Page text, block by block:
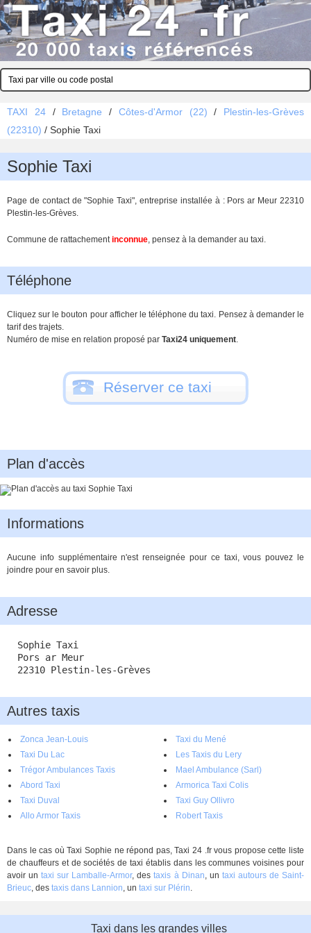
TAXI 24/ Bretagne / Côtes-d'Armor (22) / Plestin-les-Grèves
(22310) / Sophie Taxi
Sophie Taxi
Page de contact de "Sophie Taxi", entreprise installée à : Pors ar Meur 22310
Plestin-les-Grèves.
Commune de rattachementinconnue, pensez à la demander au taxi.
Téléphone
Cliquez sur le bouton pour afficher le téléphone du taxi. Pensez à demander le
tarif des trajets.
Numéro de mise en relation proposé par Taxi24 uniquement.
Réserver ce taxi
Plan d'accès
Informations
Aucune info supplémentaire n'est renseignée pour ce taxi, vous pouvez le
joindre pour en savoir plus.
Adresse
Sophie Taxi
Pors ar Meur
22310 Plestin-les-Grèves
Autres taxis
Zonca Jean-Louis
Taxi du Mené
Taxi Du Lac
Les Taxis du Lery
Trégor Ambulances Taxis
Mael Ambulance (Sarl)
Abord Taxi
Armorica Taxi Colis
Taxi Duval
Taxi Guy Ollivro
Allo Armor Taxis
Robert Taxis
Dans le cas où Taxi Sophie ne répond pas, Taxi 24 .fr vous propose cette liste
de chauffeurs et de sociétés de taxi établis dans les communes voisines pour
avoir untaxi sur Lamballe-Armor, destaxis à Dinan, un taxi autours de Saint-
Brieuc, des taxis dans Lannion, un taxi sur Plérin.
Taxi dans les grandes villes